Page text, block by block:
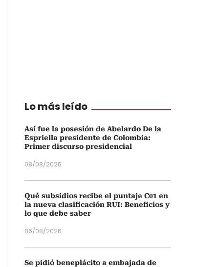
Lo más leído
Así fue la posesión de Abelardo De la
Espriella presidente de Colombia:
Primer discurso presidencial
08/08/2026
Qué subsidios recibe el puntaje C01 en
la nueva clasificación RUI: Beneficios y
lo que debe saber
06/08/2026
Se pidió beneplácito a embajada de